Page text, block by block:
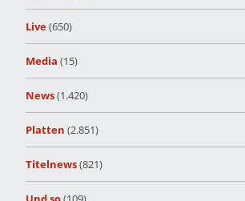
Live(650)
Media (15)
News(1.420)
Platten (2.851)
Titelnews(821)